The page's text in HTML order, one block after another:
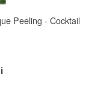
Peeling - Cocktail